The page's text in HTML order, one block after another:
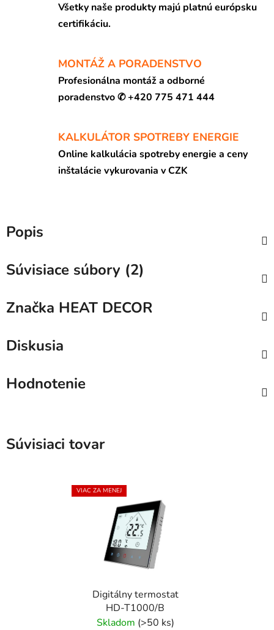
Všetky naše produkty majú platnú európsku
certifikáciu.
MONTÁŽ A PORADENSTVO
Profesionálna montáž a odborné
poradenstvo ✆ +420 775 471 444
KALKULÁTOR SPOTREBY ENERGIE
Online kalkulácia spotreby energie a ceny
inštalácie vykurovania v CZK
Popis
Súvisiace súbory (2)
Značka HEAT DECOR
Diskusia
Hodnotenie
Súvisiaci tovar
VIAC ZA MENEJ
Digitálny termostat
HD-T1000/B
Skladom (>50 ks)